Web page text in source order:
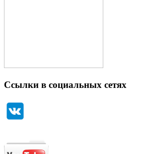
Ссылки в социальных сетях